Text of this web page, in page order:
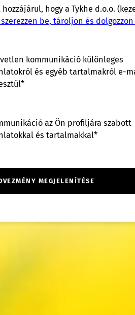
hogy a Tykhe d.o.o.
be, tároljon és
kommunikáció különleges
és egyéb tartalmakról e-
az Ön profiljára szabott
és tartalmakkal*
MEGJELENÍTÉSE